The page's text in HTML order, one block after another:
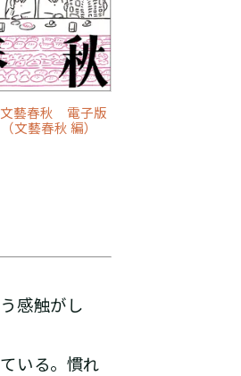
文藝春秋 電子版
文藝春秋 編）
感触がし
いる。慣れ